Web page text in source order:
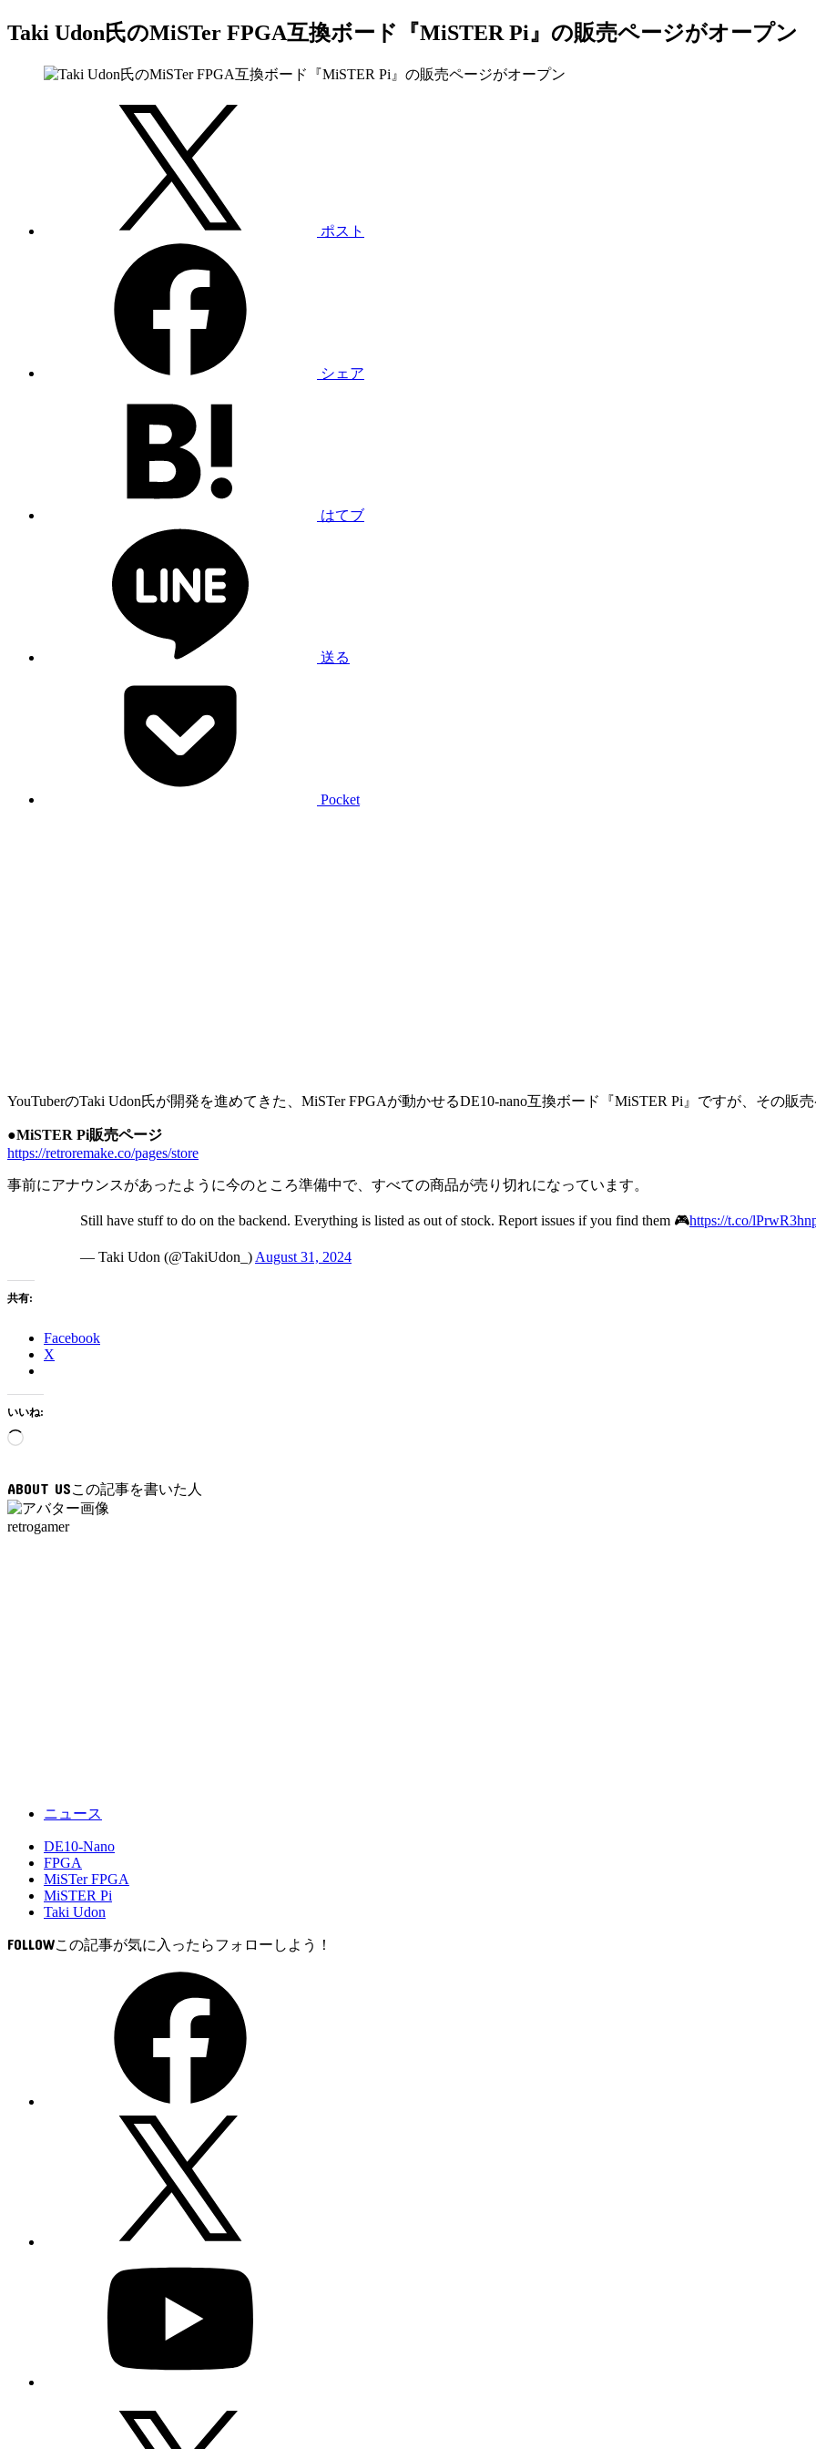
Taki Udon氏のMiSTer FPGA互換ボード『MiSTER Pi』の販売ページがオープン
ポスト
シェア
はてブ
送る
Pocket
YouTuberのTaki Udon氏が開発を進めてきた、MiSTer FPGAが動かせるDE10-nano互換ボード『MiSTER Pi』ですが、その販
●MiSTER Pi販売ページ
https://retroremake.co/pages/store
事前にアナウンスがあったように今のところ準備中で、すべての商品が売り切れになっています。
Still have stuff to do on the backend. Everything is listed as out of stock. Report issues if you find them 🎮https://t.co/
— Taki Udon (@TakiUdon_) August 31, 2024
共有:
Facebook
X
いいね:
読
み
中…
ABOUT US
retrogamer
ニュース
DE10-Nano
FPGA
MiSTer FPGA
MiSTER Pi
Taki Udon
FOLLOW